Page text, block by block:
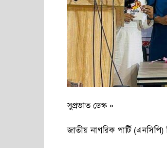
সুপ্রভাত ডেস্ক »
জাতীয় নাগরিক পার্টি